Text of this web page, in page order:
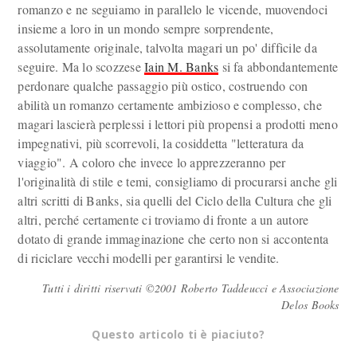
romanzo e ne seguiamo in parallelo le vicende, muovendoci
insieme a loro in un mondo sempre sorprendente,
assolutamente originale, talvolta magari un po' difficile da
seguire. Ma lo scozzeseIain M. Banks si fa abbondantemente
perdonare qualche passaggio più ostico, costruendo con
abilità un romanzo certamente ambizioso e complesso, che
magari lascierà perplessi i lettori più propensi a prodotti meno
impegnativi, più scorrevoli, la cosiddetta "letteratura da
viaggio". A coloro che invece lo apprezzeranno per
l'originalità di stile e temi, consigliamo di procurarsi anche gli
altri scritti di Banks, sia quelli del Ciclo della Cultura che gli
altri, perché certamente ci troviamo di fronte a un autore
dotato di grande immaginazione che certo non si accontenta
di riciclare vecchi modelli per garantirsi le vendite.
Tutti i diritti riservati ©2001 Roberto Taddeucci e Associazione
Delos Books
Questo articolo ti è piaciuto?